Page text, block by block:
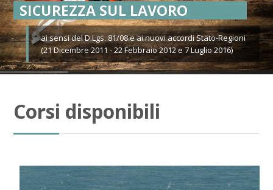
SICUREZZA SUL LAVORO
ai sensi del D.Lgs. 81/08 e ai nuovi accordi Stato-Regioni
(21 Dicembre 2011 - 22 Febbraio 2012 e 7 Luglio 2016)
Corsi disponibili